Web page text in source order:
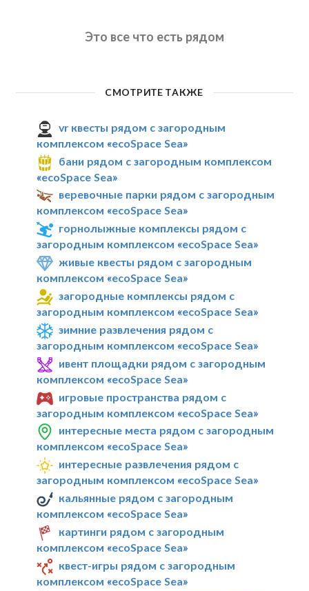
Это все что есть рядом
СМОТРИТЕ ТАКЖЕ
vr квесты рядом с загородным
комплексом «ecoSpace Sea»
бани рядом с загородным комплексом
«ecoSpace Sea»
веревочные парки рядом с загородным
комплексом «ecoSpace Sea»
горнолыжные комплексы рядом с
загородным комплексом «ecoSpace Sea»
живые квесты рядом с загородным
комплексом «ecoSpace Sea»
загородные комплексы рядом с
загородным комплексом «ecoSpace Sea»
зимние развлечения рядом с
загородным комплексом «ecoSpace Sea»
ивент площадки рядом с загородным
комплексом «ecoSpace Sea»
игровые пространства рядом с
загородным комплексом «ecoSpace Sea»
интересные места рядом с загородным
комплексом «ecoSpace Sea»
интересные развлечения рядом с
загородным комплексом «ecoSpace Sea»
кальянные рядом с загородным
комплексом «ecoSpace Sea»
картинги рядом с загородным
комплексом «ecoSpace Sea»
квест-игры рядом с загородным
комплексом «ecoSpace Sea»